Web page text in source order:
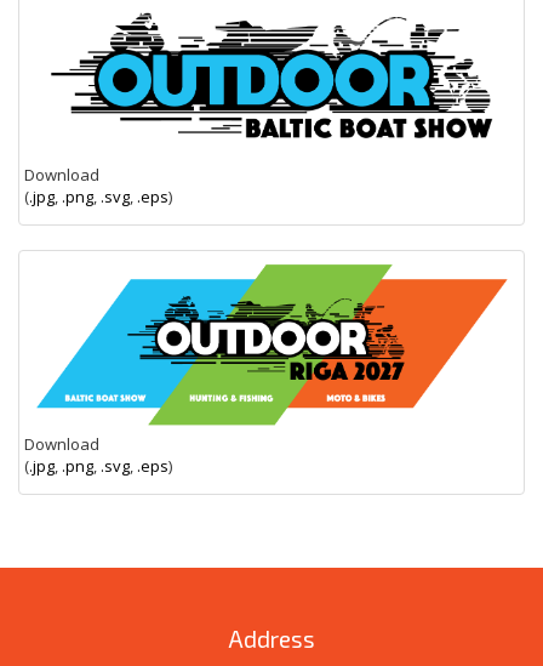
Download
(.jpg, .png, .svg, .eps)
Download
(.jpg, .png, .svg, .eps)
Address